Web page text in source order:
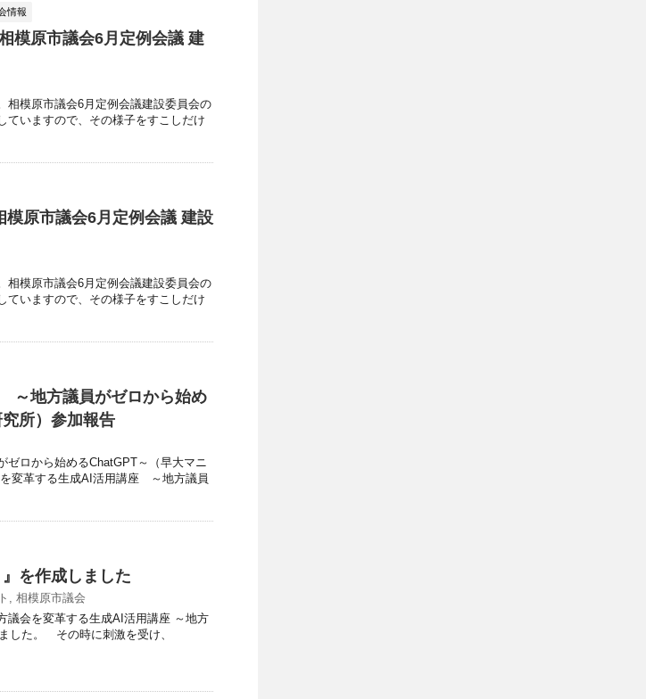
情報
模原市議会6月定例会議 建
相模原市議会6月定例会議建設委員会の
ていますので、その様子をすこしだけ
原市議会6月定例会議 建設
相模原市議会6月定例会議建設委員会の
ていますので、その様子をすこしだけ
～地方議員がゼロから始め
所）参加報告
ロから始めるChatGPT～（早大マニ
変革する生成AI活用講座 ～地方議員
を作成しました
, 相模原市議会
会を変革する生成AI活用講座 ～地方
した。 その時に刺激を受け、